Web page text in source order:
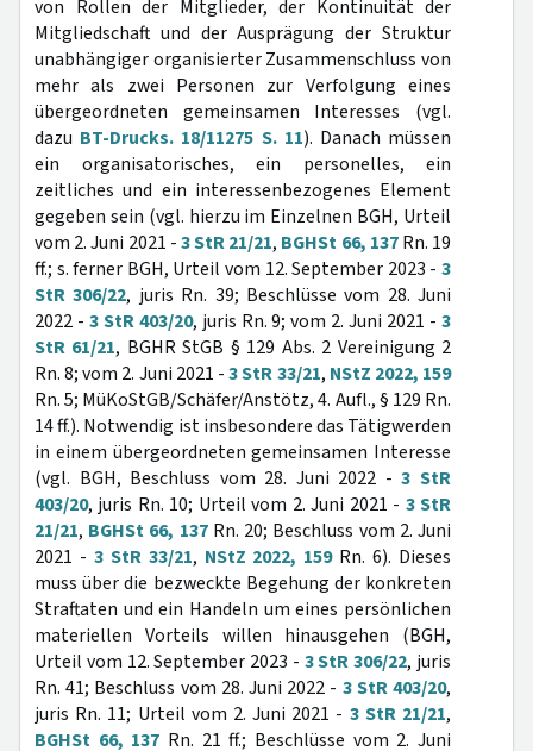
von Rollen der Mitglieder, der Kontinuität der
Mitgliedschaft und der Ausprägung der Struktur
unabhängiger organisierter Zusammenschluss von
mehr als zwei Personen zur Verfolgung eines
übergeordneten gemeinsamen Interesses (vgl.
dazu BT-Drucks. 18/11275 S. 11). Danach müssen
ein organisatorisches, ein personelles, ein
zeitliches und ein interessenbezogenes Element
gegeben sein (vgl. hierzu im Einzelnen BGH, Urteil
vom 2. Juni 2021 -3 StR 21/21, BGHSt 66, 137Rn. 19
ff.; s. ferner BGH, Urteil vom 12. September 2023 - 3
StR 306/22, juris Rn. 39; Beschlüsse vom 28. Juni
2022 - 3 StR 403/20, juris Rn. 9; vom 2. Juni 2021 -3
StR 61/21, BGHR StGB § 129 Abs. 2 Vereinigung 2
Rn. 8; vom 2. Juni 2021 -3 StR 33/21, NStZ 2022, 159
Rn. 5; MüKoStGB/Schäfer/Anstötz, 4. Aufl., § 129 Rn.
14 ff.). Notwendig ist insbesondere das Tätigwerden
in einem übergeordneten gemeinsamen Interesse
(vgl. BGH, Beschluss vom 28. Juni 2022 -3 StR
403/20, juris Rn. 10; Urteil vom 2. Juni 2021 - 3 StR
21/21, BGHSt 66, 137Rn. 20; Beschluss vom 2. Juni
2021 - 3 StR 33/21, NStZ 2022, 159Rn. 6). Dieses
muss über die bezweckte Begehung der konkreten
Straftaten und ein Handeln um eines persönlichen
materiellen Vorteils willen hinausgehen (BGH,
Urteil vom 12. September 2023 - 3 StR 306/22, juris
Rn. 41; Beschluss vom 28. Juni 2022 - 3 StR 403/20,
juris Rn. 11; Urteil vom 2. Juni 2021 - 3 StR 21/21,
BGHSt 66, 137 Rn. 21 ff.; Beschlüsse vom 2. Juni